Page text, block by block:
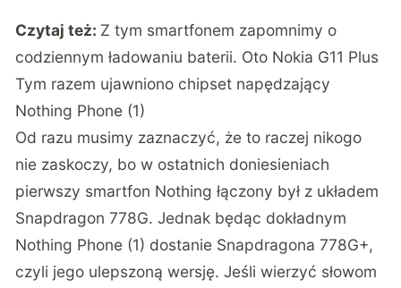
Czytaj też: Z tym smartfonem zapomnimy o
codziennym ładowaniu baterii. Oto Nokia G11 Plus
Tym razem ujawniono chipset napędzający
Nothing Phone (1)
Od razu musimy zaznaczyć, że to raczej nikogo
nie zaskoczy, bo w ostatnich doniesieniach
pierwszy smartfon Nothing łączony był z układem
Snapdragon 778G. Jednak będąc dokładnym
Nothing Phone (1) dostanie Snapdragona 778G+,
czyli jego ulepszoną wersję. Jeśli wierzyć słowom